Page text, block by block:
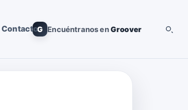
ContactoG Encuéntranos enGroover